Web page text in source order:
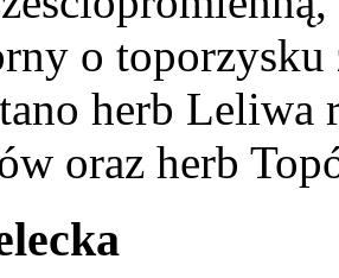
o
herb Leliwa
oraz herb